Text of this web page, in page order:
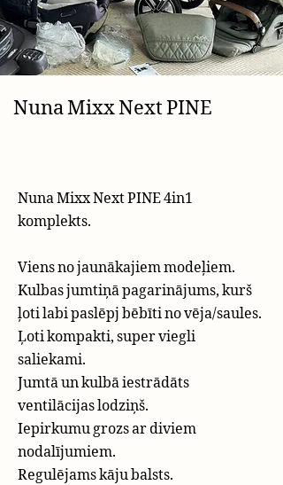
Nuna Mixx Next PINE
Nuna Mixx Next PINE 4in1
komplekts.
Viens no jaunākajiem modeļiem.
Kulbas jumtiņā pagarinājums, kurš
ļoti labi paslēpj bēbīti no vēja/saules.
Ļoti kompakti, super viegli
saliekami.
Jumtā un kulbā iestrādāts
ventilācijas lodziņš.
Iepirkumu grozs ar diviem
nodalījumiem.
Regulējams kāju balsts.